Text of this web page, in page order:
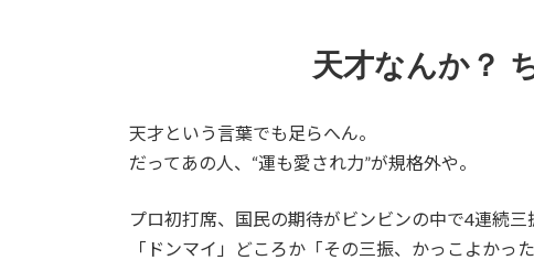
天才なんか？
天才という言葉でも足らへん。
だってあの人、“運も愛され力”が規格外や。
プロ初打席、国民の期待がビンビンの中で4連続三
「ドンマイ」どころか「その三振、かっこよかっ